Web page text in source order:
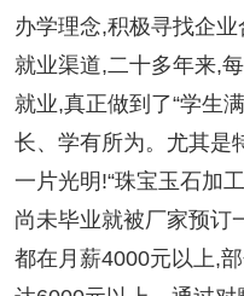
办学理念,积极寻找企
就业渠道,二十多年来,
就业,真正做到了“学生
长、学有所为。尤其是
一片光明!“珠宝玉石加
尚未毕业就被厂家预订
都在月薪4000元以上,